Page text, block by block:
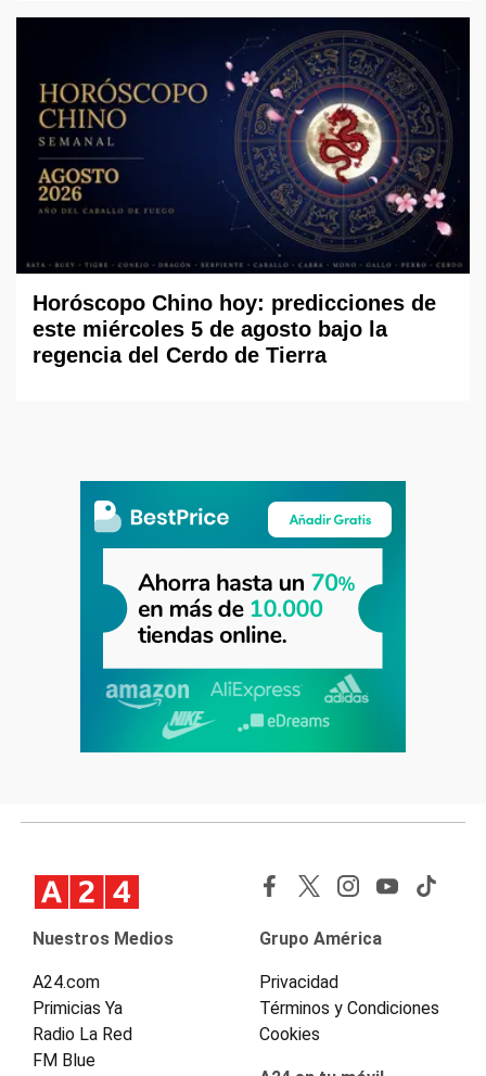
Horóscopo Chino hoy: predicciones de
este miércoles 5 de agosto bajo la
regencia del Cerdo de Tierra
Nuestros Medios
A24.com
Primicias Ya
Radio La Red
FM Blue
Grupo América
Privacidad
Términos y Condiciones
Cookies